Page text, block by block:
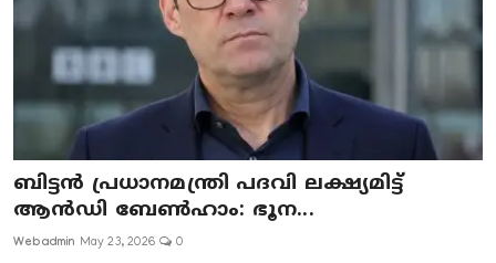
ബിട്ടൻ പ്രധാനമന്ത്രി പദവി ലക്ഷ്യമിട്ട്
ആൻഡി ബേൺഹാം: ഭൂന...
Webadmin May 23, 2026 0